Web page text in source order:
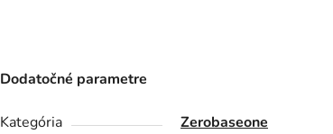
Dodatočné parametre
Kategória
Zerobaseone